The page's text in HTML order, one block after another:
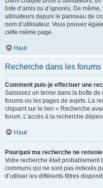
liste d’amis ou d’ignorés. De
utilisateurs depuis le panneau de
nom d’utilisateur. Vous pouvez
cette même page.
Haut
Recherche dans les forums
Comment puis-je effectuer une
Saisissez un terme dans la boîte
forums ou les pages de sujets. La
cliquant sur le lien « Recherche
forum. L’accès à la recherche
Haut
Pourquoi ma recherche ne
Votre recherche était probablement
communs qui ne sont pas indexés
d’utiliser les différents filtres